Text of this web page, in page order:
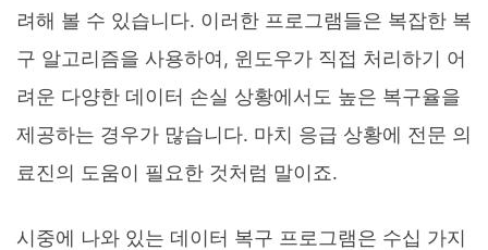
려해 볼 수 있습니다. 이러한 프로그램들은 복잡한 복
구 알고리즘을 사용하여, 윈도우가 직접 처리하기 어
려운 다양한 데이터 손실 상황에서도 높은 복구율을
제공하는 경우가 많습니다. 마치 응급 상황에 전문 의
료진의 도움이 필요한 것처럼 말이죠.
시중에 나와 있는 데이터 복구 프로그램은 수십 가지